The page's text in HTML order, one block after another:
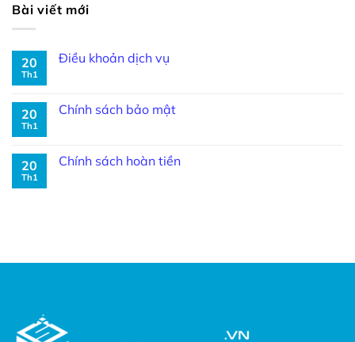
Bài viết mới
20
Th1
Điều khoản dịch vụ
20
Th1
Chính sách bảo mật
20
Th1
Chính sách hoàn tiền